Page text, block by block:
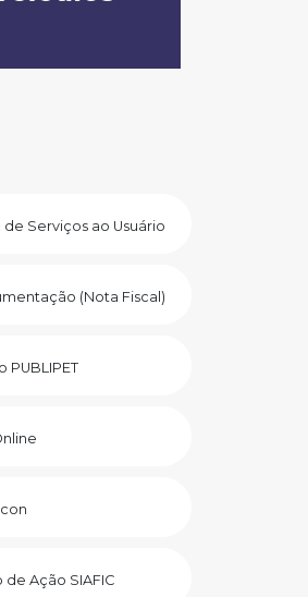
de Serviços ao Usuário
(Nota Fiscal)
PUBLIPET
de Ação SIAFIC